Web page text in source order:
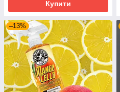
Купити
–13%